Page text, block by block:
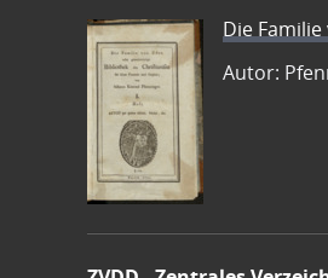
Die
Autor: